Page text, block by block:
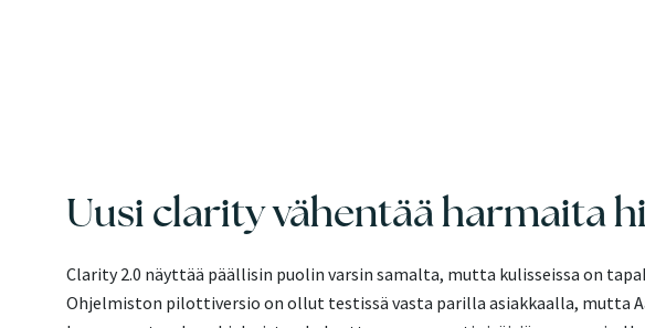
Uusi clarity vähentää harmaita
Clarity 2.0 näyttää päällisin puolin varsin samalta, mutta kulisseissa on
Ohjelmiston pilottiversio on ollut testissä vasta parilla asiakkaalla, mutta